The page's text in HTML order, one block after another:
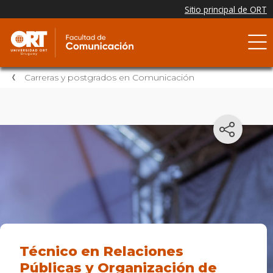
Carreras y postgrados en Comunicación
Técnico en Relaciones
Públicas y Organización de